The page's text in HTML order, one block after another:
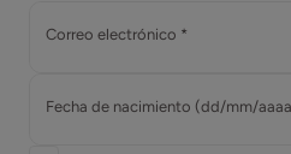
Correo electrónico *
Fecha de nacimiento (dd/mm/